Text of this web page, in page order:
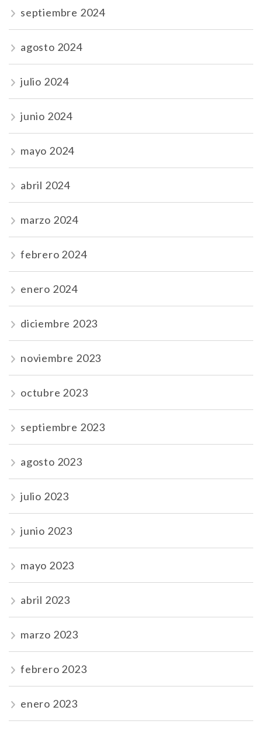
septiembre 2024
agosto 2024
julio 2024
junio 2024
mayo 2024
abril 2024
marzo 2024
febrero 2024
enero 2024
diciembre 2023
noviembre 2023
octubre 2023
septiembre 2023
agosto 2023
julio 2023
junio 2023
mayo 2023
abril 2023
marzo 2023
febrero 2023
enero 2023